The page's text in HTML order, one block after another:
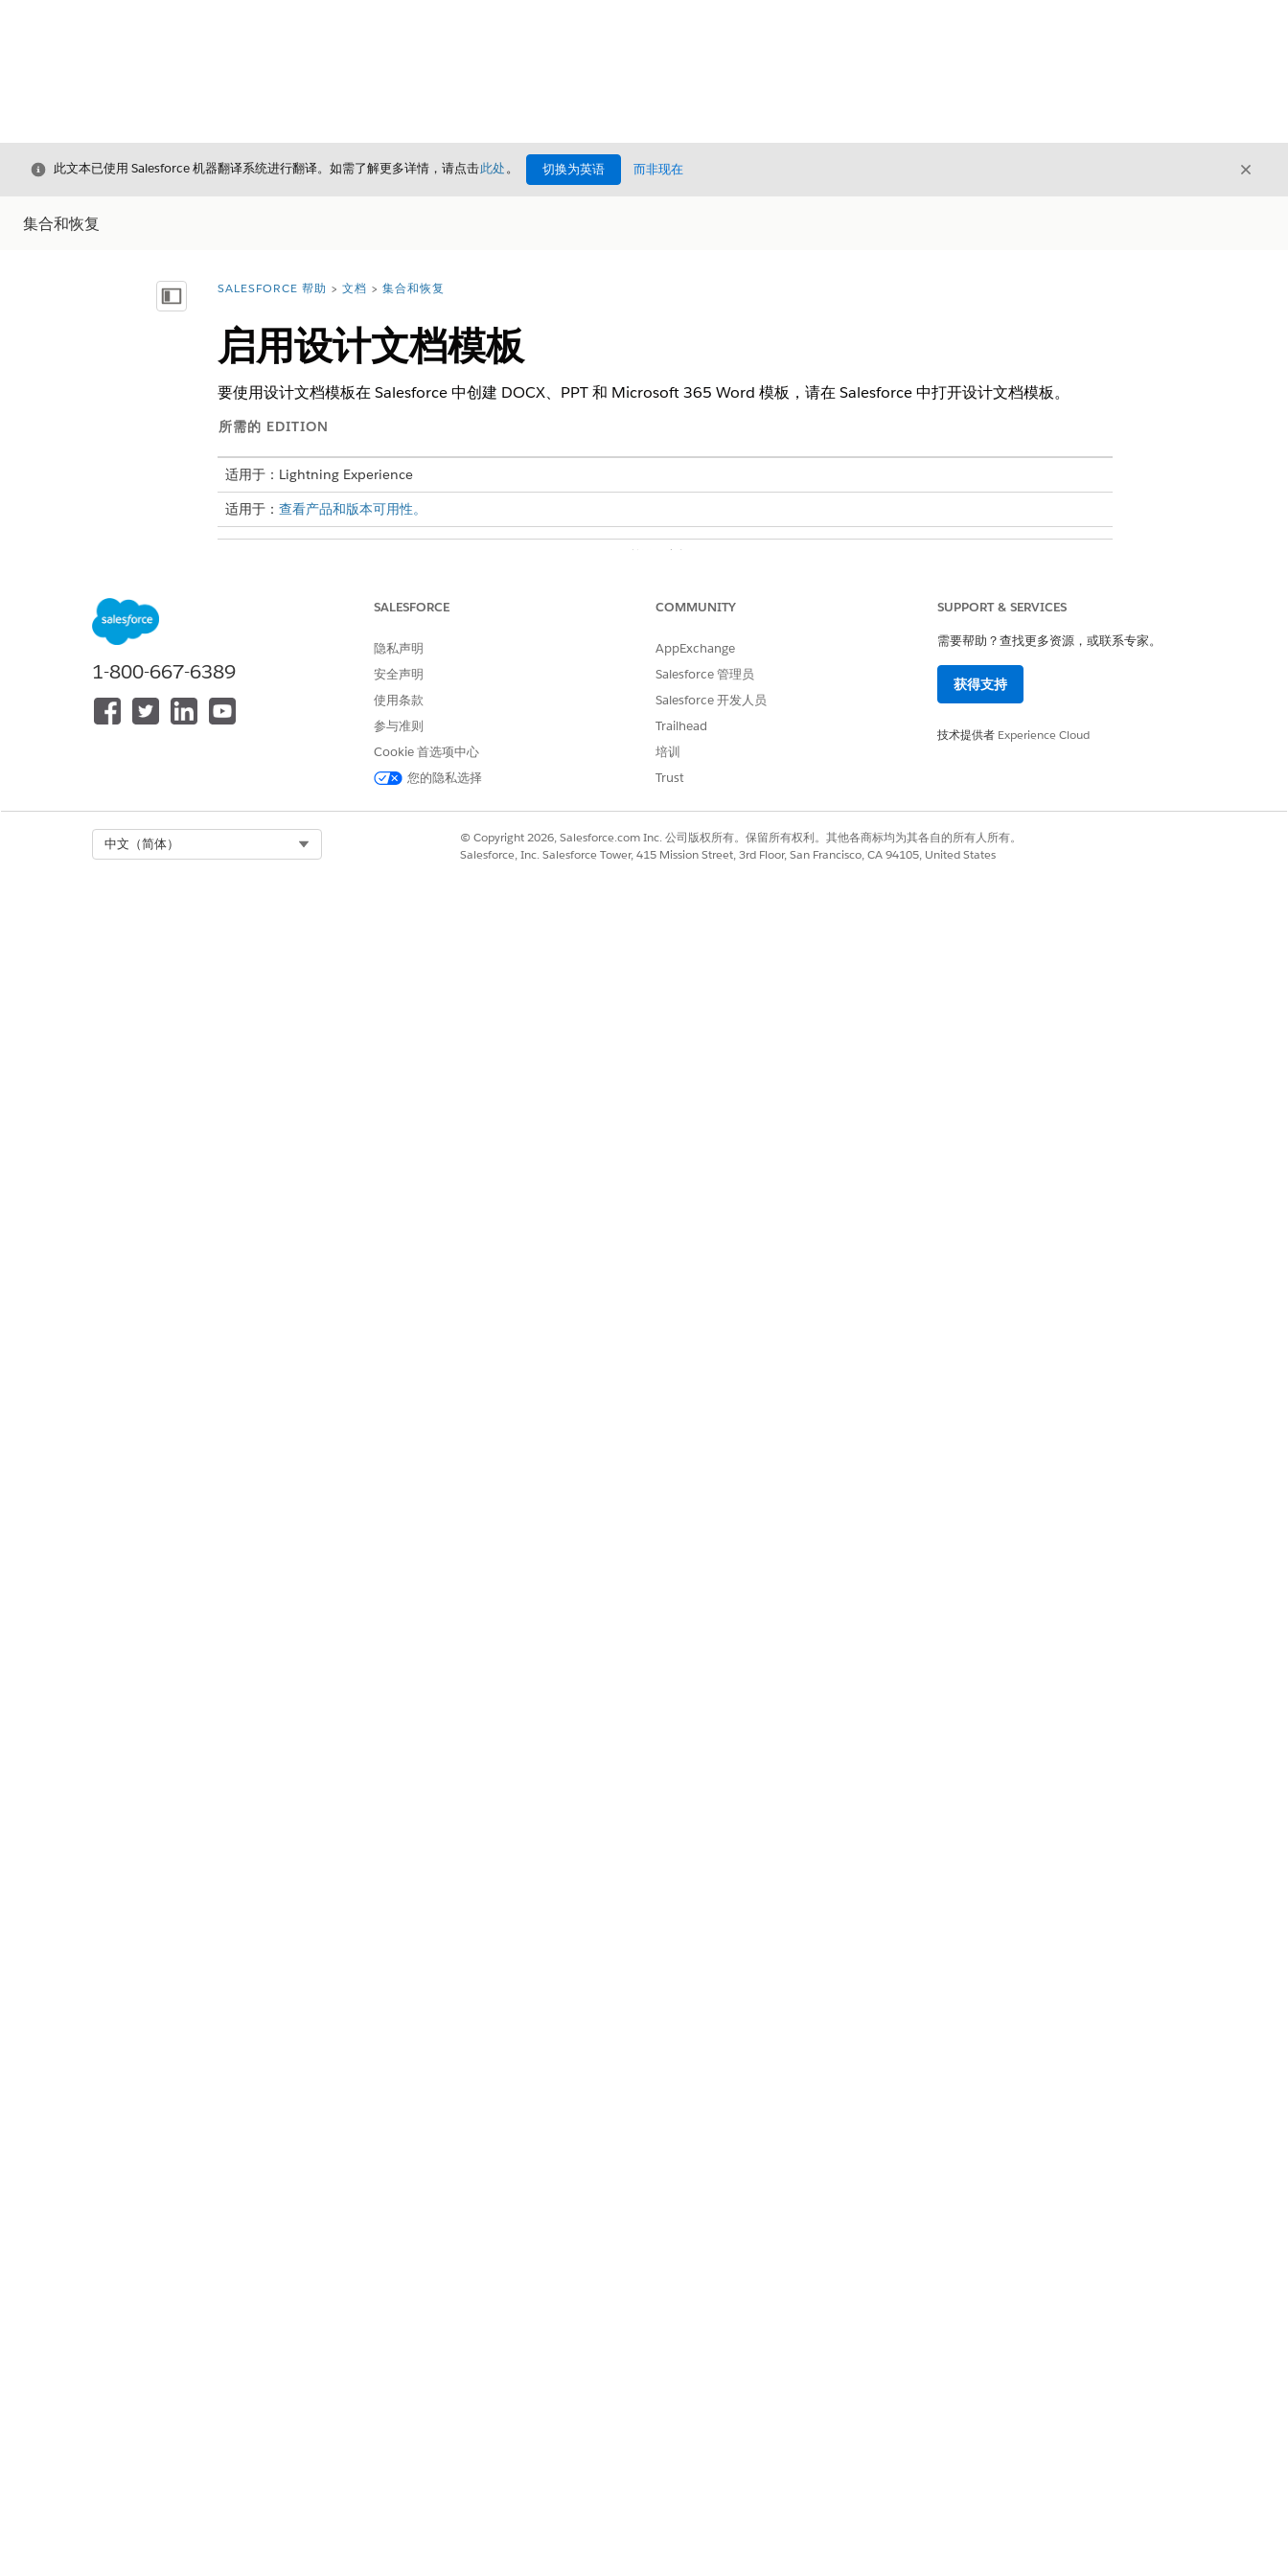
关闭
此文本已使用 Salesforce 机器翻译系统进行翻译。如需了解更多详情，请点击此处。 切换为英语 而非现在 关闭
集合和恢复
显示目录 您在此处：
SALESFORCE 帮助 文档 集合和恢复
启用设计文档模板
要使用设计文档模板在 Salesforce 中创建 DOCX、PPT 和 Microsoft 365 Word 模板，请在 Salesforce 中打开设计文档模板。
所需的 EDITION
适用于：Lightning Experience
适用于： 查看产品和版本可用性。
所需用户权限
本文章是否解决您的问题？
请与我们共享您的想法，以便我们进行改进！
1-800-667-6389
SALESFORCE
隐私声明
安全声明
使用条款
参与准则
Cookie 首选项中心
您的隐私选择
COMMUNITY
AppExchange
Salesforce 管理员
Salesforce 开发人员
Trailhead
培训
Trust
SUPPORT & SERVICES
需要帮助？查找更多资源，或联系专家。
获得支持
技术提供者 Experience Cloud
中文（简体）
© Copyright 2026, Salesforce.com Inc. 公司版权所有。保留所有权利。其他各商标均为其各自的所有人所有。
Salesforce, Inc. Salesforce Tower, 415 Mission Street, 3rd Floor, San Francisco, CA 94105, United States